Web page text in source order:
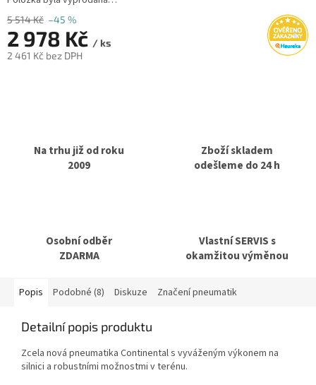
5 514 Kč –45 %
2 978 Kč / ks
2 461 Kč bez DPH
Na trhu již od roku
2009
Zboží skladem
odešleme do 24 h
Osobní odběr
ZDARMA
Vlastní SERVIS s
okamžitou výměnou
Popis Podobné (8) Diskuze Značení pneumatik
Detailní popis produktu
Zcela nová pneumatika Continental s vyváženým výkonem na
silnici a robustními možnostmi v terénu.